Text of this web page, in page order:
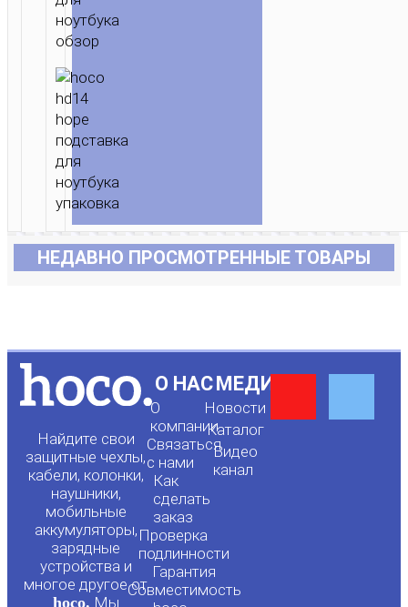
НЕДАВНО ПРОСМОТРЕННЫЕ ТОВАРЫ
Найдите свои
защитные чехлы,
кабели, колонки,
наушники,
мобильные
аккумуляторы,
зарядные
устройства и
многое другое от
hoco. Мы
О НАС
О
компании
Связаться
с нами
Как
сделать
заказ
Проверка
подлинности
Гарантия
Совместимость
МЕДИА
Новости
Каталог
Видео
канал